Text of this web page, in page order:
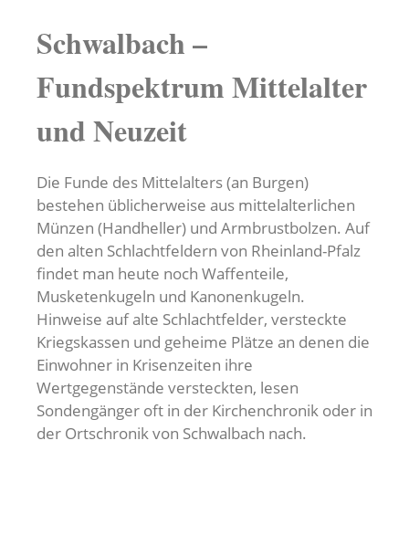
Schwalbach –
Fundspektrum Mittelalter
und Neuzeit
Die Funde des Mittelalters (an Burgen)
bestehen üblicherweise aus mittelalterlichen
Münzen (Handheller) und Armbrustbolzen. Auf
den alten Schlachtfeldern von Rheinland-Pfalz
findet man heute noch Waffenteile,
Musketenkugeln und Kanonenkugeln.
Hinweise auf alte Schlachtfelder, versteckte
Kriegskassen und geheime Plätze an denen die
Einwohner in Krisenzeiten ihre
Wertgegenstände versteckten, lesen
Sondengänger oft in der Kirchenchronik oder in
der Ortschronik von Schwalbach nach.